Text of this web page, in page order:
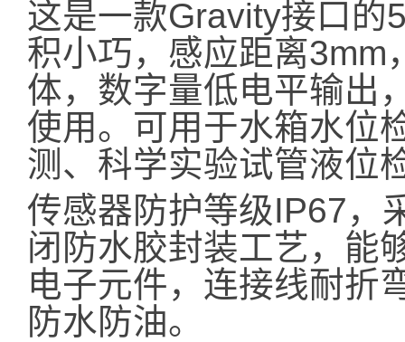
这是一款Gravity接口的
积小巧，感应距离3mm
体，数字量低电平输出
使用。可用于水箱水位
测、科学实验试管液位
传感器防护等级IP67，
闭防水胶封装工艺，能
电子元件，连接线耐折
防水防油。